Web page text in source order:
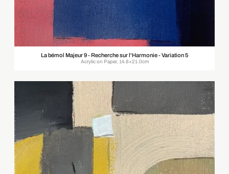
La bémol Majeur 9 - Recherche sur l'Harmonie - Variation 5
Acrylic on Paper, 14.8×21.0cm